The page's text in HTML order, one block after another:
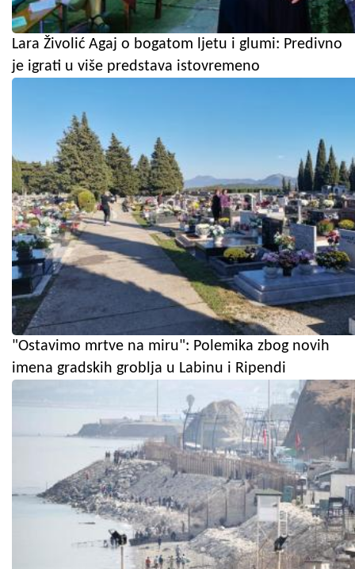
Lara Živolić Agaj o bogatom ljetu i glumi: Predivno
je igrati u više predstava istovremeno
"Ostavimo mrtve na miru": Polemika zbog novih
imena gradskih groblja u Labinu i Ripendi